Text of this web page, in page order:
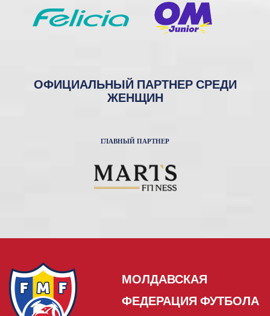
ОФИЦИАЛЬНЫЙ ПАРТНЕР СРЕДИ
ЖЕНЩИН
ГЛАВНЫЙ ПАРТНЕР
МОЛДАВСКАЯ
ФЕДЕРАЦИЯ ФУТБОЛА